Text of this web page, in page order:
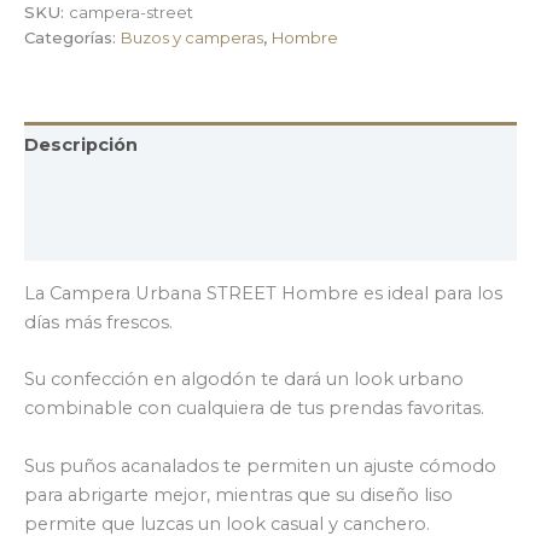
SKU: campera-street
Categorías: Buzos y camperas, Hombre
Descripción
La Campera Urbana STREET Hombre es ideal para los
días más frescos.
Su confección en algodón te dará un look urbano
combinable con cualquiera de tus prendas favoritas.
Sus puños acanalados te permiten un ajuste cómodo
para abrigarte mejor, mientras que su diseño liso
permite que luzcas un look casual y canchero.